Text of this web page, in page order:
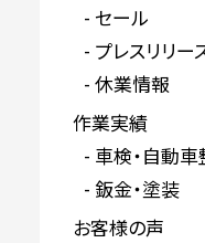
セール
プレスリリー
休業情報
作業実績
車検・自動
鈑金・塗装
お客様の声